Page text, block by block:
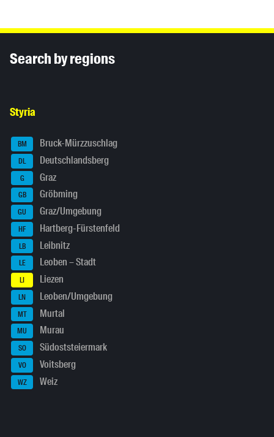
Search by regions
Styria
BM Bruck-Mürzzuschlag
DL Deutschlandsberg
G Graz
GB Gröbming
GU Graz/Umgebung
HF Hartberg-Fürstenfeld
LB Leibnitz
LE Leoben – Stadt
LI Liezen
LN Leoben/Umgebung
MT Murtal
MU Murau
SO Südoststeiermark
VO Voitsberg
WZ Weiz